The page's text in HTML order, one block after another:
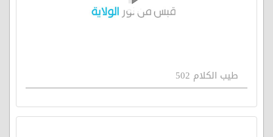
طيب الكلام 502